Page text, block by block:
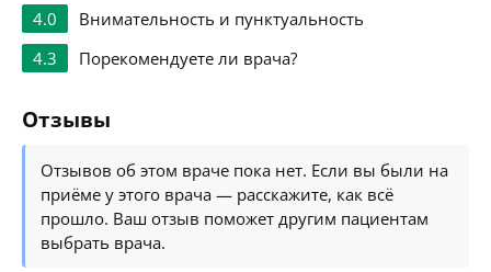
4.0
Внимательность и пунктуальность
4.3
Порекомендуете ли врача?
Отзывы
Отзывов об этом враче пока нет. Если вы были на
приёме у этого врача — расскажите, как всё
прошло. Ваш отзыв поможет другим пациентам
выбрать врача.